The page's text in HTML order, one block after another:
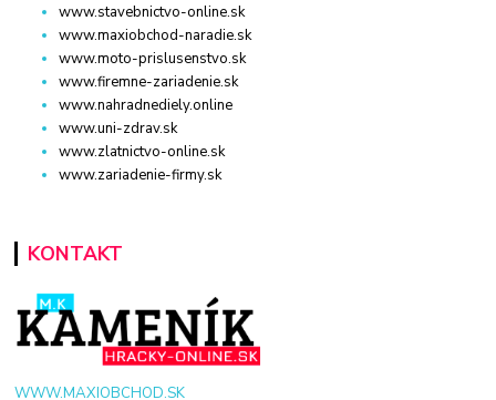
www.stavebnictvo-online.sk
www.maxiobchod-naradie.sk
www.moto-prislusenstvo.sk
www.firemne-zariadenie.sk
www.nahradnediely.online
www.uni-zdrav.sk
www.zlatnictvo-online.sk
www.zariadenie-firmy.sk
KONTAKT
WWW.MAXIOBCHOD.SK